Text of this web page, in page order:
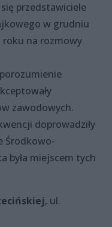
przedstawiciele
w grudniu
roku na rozmowy
zawodowych.
doprowadziły
Środkowo-
była miejscem tych
, ul.